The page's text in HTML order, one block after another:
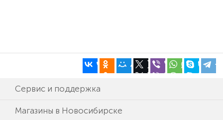
Сервис и поддержка
Магазины в Новосибирске